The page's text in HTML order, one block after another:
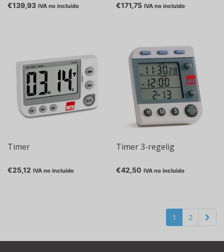
€139,93 IVA no incluido €171,75 IVA no incluido
Timer
€25,12 IVA no incluido
Timer 3-regelig
€42,50 IVA no incluido
1 2